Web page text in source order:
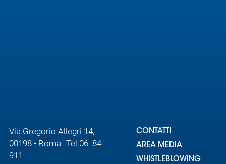
Social media
Via Gregorio Allegri 14,
00198 - Roma Tel 06. 84
911
CONTATTI
AREA MEDIA
WHISTLEBLOWING